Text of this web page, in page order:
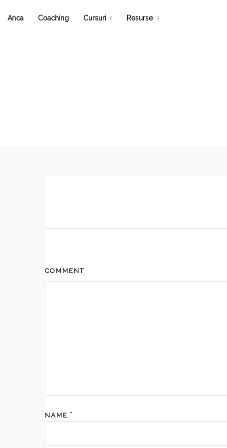
Anca Coaching Cursuri Resurse
COMMENT
NAME *